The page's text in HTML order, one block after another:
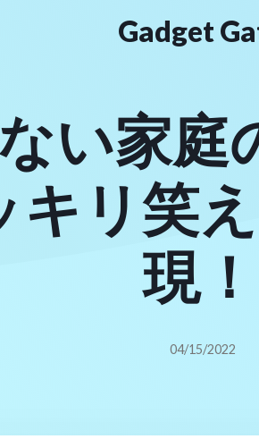
Gadget
い家庭
キリ笑
現！
04/15/2022